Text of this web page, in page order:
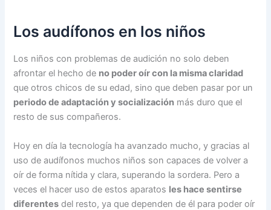
Los audífonos en los niños
Los niños con problemas de audición no solo deben
afrontar el hecho de no poder oír con la misma claridad
que otros chicos de su edad, sino que deben pasar por un
periodo de adaptación y socialización más duro que el
resto de sus compañeros.
Hoy en día la tecnología ha avanzado mucho, y gracias al
uso de audífonos muchos niños son capaces de volver a
oír de forma nítida y clara, superando la sordera. Pero a
veces el hacer uso de estos aparatos les hace sentirse
diferentes del resto, ya que dependen de él para poder oír